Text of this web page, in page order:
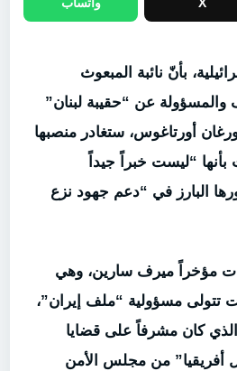
14” الإسرائيلية، بأنّ نائبة المبعوث
والمسؤولة عن “حقيبة لبنان”
أورتاغوس، ستغادر منصبها
“ليست خبراً جيداً
البارز في “دعم جهود نزع
مؤخراً ميرف سارين، وهي
تتولى مسؤولية “ملف إيران”،
كان مشرفاً على قضايا
أفريقيا” من مجلس الأمن